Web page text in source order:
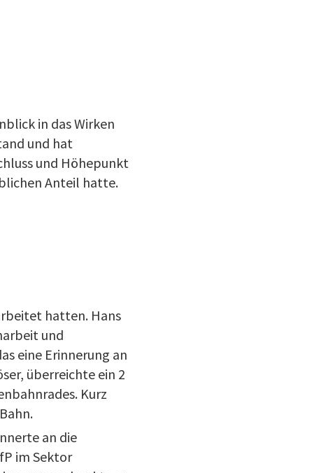
in das Wirken
und hat
und Höhepunkt
Anteil hatte.
hatten. Hans
und
eine Erinnerung an
überreichte ein 2
Kurz
an die
im Sektor